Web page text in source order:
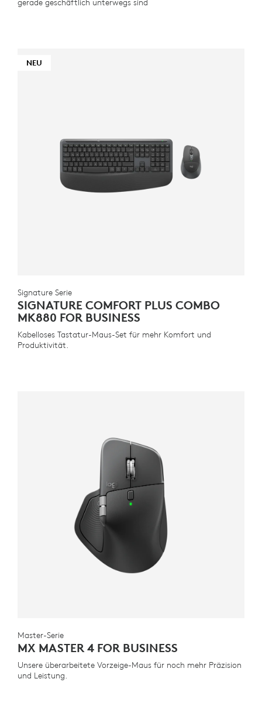
gerade geschäftlich unterwegs sind
NEU
Signature Serie
SIGNATURE COMFORT PLUS COMBO
MK880 FOR BUSINESS
Kabelloses Tastatur-Maus-Set für mehr Komfort und
Produktivität.
Master-Serie
MX MASTER 4 FOR BUSINESS
Unsere überarbeitete Vorzeige-Maus für noch mehr Präzision
und Leistung.